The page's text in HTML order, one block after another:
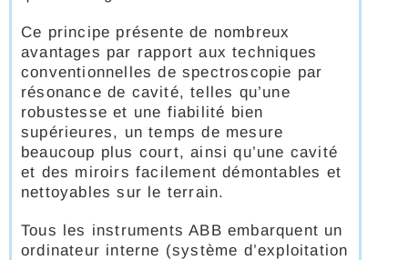
Ce principe présente de nombreux
avantages par rapport aux techniques
conventionnelles de spectroscopie par
résonance de cavité, telles qu’une
robustesse et une fiabilité bien
supérieures, un temps de mesure
beaucoup plus court, ainsi qu’une cavité
et des miroirs facilement démontables et
nettoyables sur le terrain.
Tous les instruments ABB embarquent un
ordinateur interne (système d’exploitation